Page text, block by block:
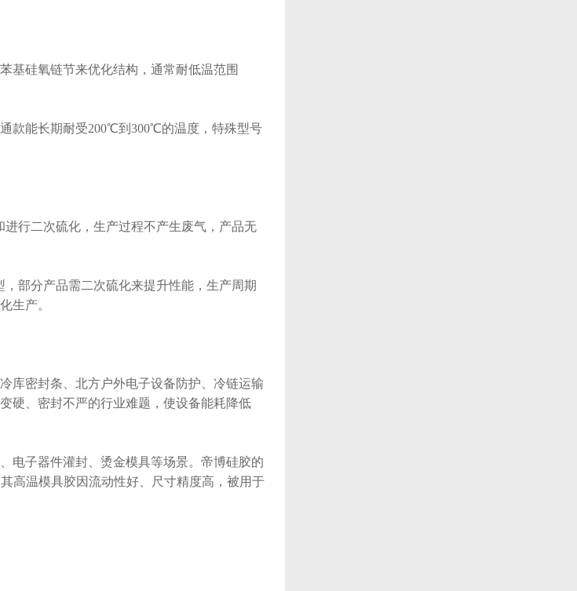
硅氧链节来优化结构，通常耐低温范围
款能长期耐受200℃到300℃的温度，特殊型号
行二次硫化，生产过程不产生废气，产品无
部分产品需二次硫化来提升性能，生产周期
生产。
密封条、北方户外电子设备防护、冷链运输
硬、密封不严的行业难题，使设备能耗降低
子器件灌封、烫金模具等场景。帝博硅胶的
高温模具胶因流动性好、尺寸精度高，被用于